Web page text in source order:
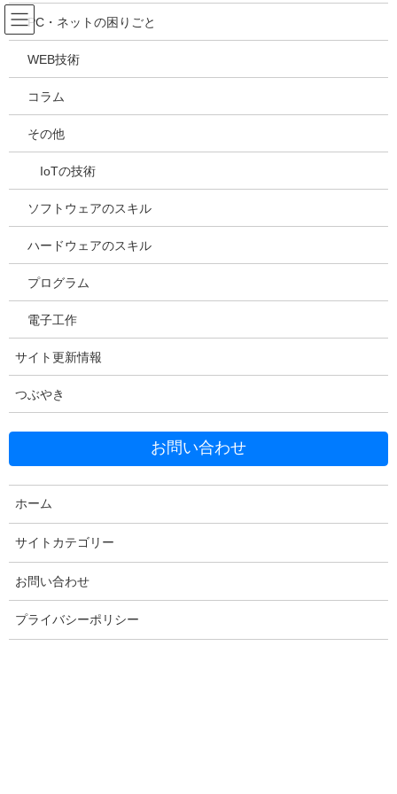
コ
ン
テ
ツ
ス
ッ
ナ
ビ
ゲ
シ
ン
移
吉川万能ＩＴ研究所
メディア
HOME
2019年1月28日
20190128121225
Threads
コメントを残す
PC・ネットの困りごと
WEB技術
コラム
その他
IoTの技術
ソフトウェアのスキル
ハードウェアのスキル
プログラム
電子工作
サイト更新情報
つぶやき
お問い合わせ
ホーム
サイトカテゴリー
お問い合わせ
プライバシーポリシー